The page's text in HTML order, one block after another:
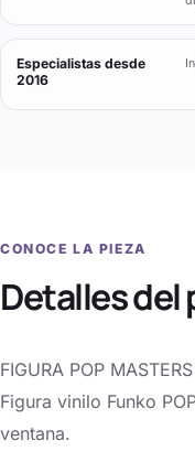
Especialistas desde
2016
CONOCE LA PIEZA
Detalles
FIGURA POP
Figura vinilo Funko
ventana.